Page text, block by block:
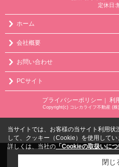
定休日:
ホーム
会社概要
お問い合わせ
PCサイト
プライバシーポリシー 利
Copyright(c) コレカライフ不動産 (
こちらの物件をご覧の方に
当サイトでは、お客様の当サイト利用状
して、クッキー（Cookie）を使用してい
詳しくは、当社の 「Cookieの取扱いにつ
閉じ